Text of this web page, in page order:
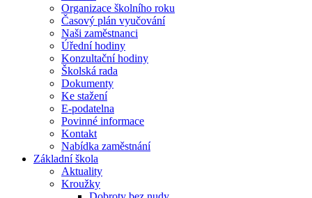
Organizace školního roku
Časový plán vyučování
Naši zaměstnanci
Úřední hodiny
Konzultační hodiny
Školská rada
Dokumenty
Ke stažení
E-podatelna
Povinné informace
Kontakt
Nabídka zaměstnání
Základní škola
Aktuality
Kroužky